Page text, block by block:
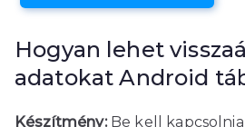
Hogyan lehet
adatokat Android
Készítmény:Be kell kapcsolnia